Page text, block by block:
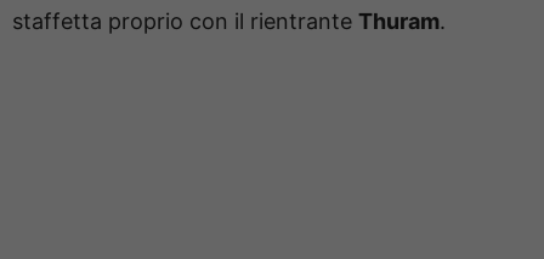
staffetta proprio con il rientrante Thuram.